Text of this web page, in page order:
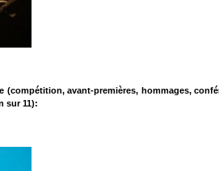
avant-premières, hommages,
sur 11):